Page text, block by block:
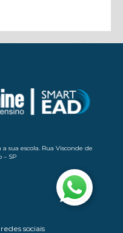
de Farmácia
sua escola. Rua Visconde de
– SP
sociais